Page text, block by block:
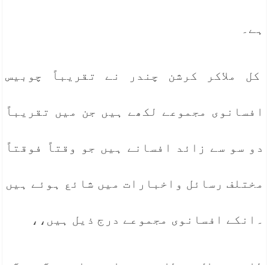
ہے۔
کل ملاکر کرشن چندر نے تقریباً چوبیس
افسانوی مجموعے لکھے ہیں جن میں تقریباً
دو سو سے زائد افسانے ہیں جو وقتاً فوقتاً
مختلف رسائل واخبارات میں شائع ہوئے ہیں
۔انکے افسانوی مجموعے درج ذیل ہیں،،